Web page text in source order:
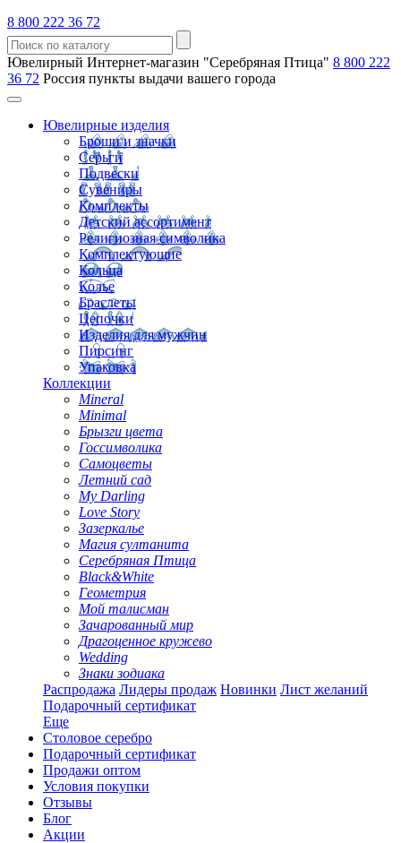
8 800 222 36 72
Ювелирный Интернет-магазин "Серебряная Птица" 8 800 222
36 72 Россия пункты выдачи вашего города
Ювелирные изделия
Броши и значки
Серьги
Подвески
Сувениры
Комплекты
Детский ассортимент
Религиозная символика
Комплектующие
Кольца
Колье
Браслеты
Цепочки
Изделия для мужчин
Пирсинг
Упаковка
Коллекции
Mineral
Minimal
Брызги цвета
Госсимволика
Самоцветы
Летний сад
My Darling
Love Story
Зазеркалье
Магия султанита
Серебряная Птица
Black&White
Геометрия
Мой талисман
Зачарованный мир
Драгоценное кружево
Wedding
Знаки зодиака
Распродажа Лидеры продаж Новинки Лист желаний
Подарочный сертификат
Еще
Столовое серебро
Подарочный сертификат
Продажи оптом
Условия покупки
Отзывы
Блог
Акции